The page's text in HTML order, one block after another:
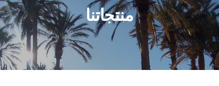
منتجاتنا